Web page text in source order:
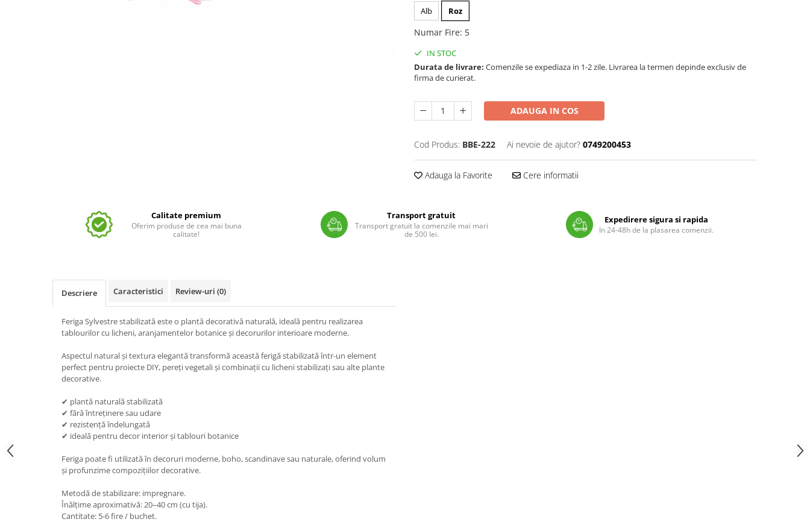
Alb Roz
Numar Fire: 5
IN STOC
Durata de livrare: Comenzile se expediaza in 1-2 zile. Livrarea la termen depinde exclusiv de
firma de curierat.
ADAUGA IN COS
Cod Produs: BBE-222 Ai nevoie de ajutor? 0749200453
Adauga la Favorite Cere informatii
Calitate premium
Oferim produse de cea mai buna
calitate!
Transport gratuit
Transport gratuit la comenzile mai mari
de 500 lei.
Expedirere sigura si rapida
In 24-48h de la plasarea comenzii.
Descriere Caracteristici Review-uri (0)
Feriga Sylvestre stabilizată este o plantă decorativă naturală, ideală pentru realizarea
tablourilor cu licheni, aranjamentelor botanice și decorurilor interioare moderne.
Aspectul natural și textura elegantă transformă această ferigă stabilizată într-un element
perfect pentru proiecte DIY, pereți vegetali și combinații cu licheni stabilizați sau alte plante
decorative.
✔ plantă naturală stabilizată
✔ fără întreținere sau udare
✔ rezistență îndelungată
✔ ideală pentru decor interior și tablouri botanice
Feriga poate fi utilizată în decoruri moderne, boho, scandinave sau naturale, oferind volum
și profunzime compozițiilor decorative.
Metodă de stabilizare: impregnare.
Înălțime aproximativă: 20–40 cm (cu tija).
Cantitate: 5-6 fire / buchet.